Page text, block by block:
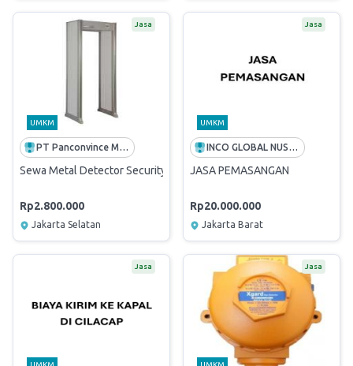
Jasa
UMKM
PT Panconvince Mitra International
Sewa Metal Detector Security Door / Garrett Walkthrough Metal
Rp2.800.000
Jakarta Selatan
Jasa
UMKM
INCO GLOBAL NUSANTARA
JASA PEMASANGAN
Rp20.000.000
Jakarta Barat
Jasa Jasa